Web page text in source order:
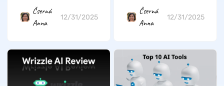
Čserná
Anna
12/31/2025
Čserná
Anna
12/31/2025